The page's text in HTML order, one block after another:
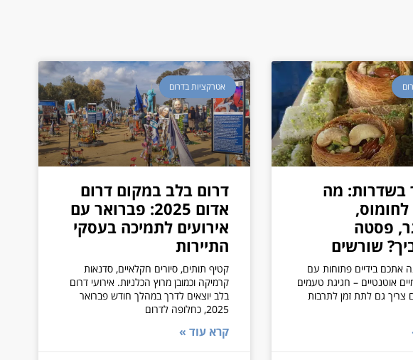
בשדרות: מה
פסטה
שורשים
אתכם בידיים פתוחות עם
אוטנטיים – חגיגת טעמים
צריך גם לתת זמן לתרבות
אטרקציות בדרום
דרום בלב במקום דרום
אדום 2025: פברואר עם
אירועים לתמיכה בעסקי
התיירות
קטיף תותים, סיורים חקלאיים, סדנאות
קרמיקה וכמובן מרוץ הכלניות. אירועי דרום
בלב יוצאים לדרך במהלך חודש פברואר
2025, כחלופה לדרום
קרא עוד »